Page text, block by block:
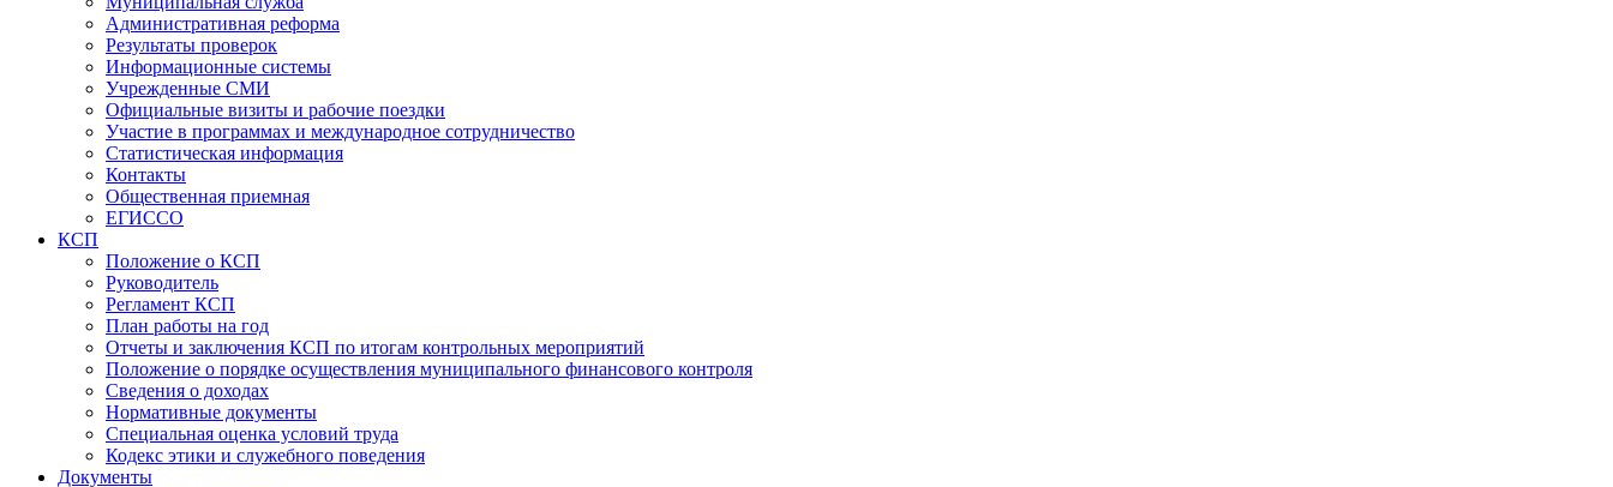
Административная реформа
Результаты проверок
Информационные системы
Учрежденные СМИ
Официальные визиты и рабочие поездки
Участие в программах и международное сотрудничество
Статистическая информация
Контакты
Общественная приемная
ЕГИССО
КСП
Положение о КСП
Руководитель
Регламент КСП
План работы на год
Отчеты и заключения КСП по итогам контрольных мероприятий
Положение о порядке осуществления муниципального финансового контроля
Сведения о доходах
Нормативные документы
Специальная оценка условий труда
Кодекс этики и служебного поведения
Документы